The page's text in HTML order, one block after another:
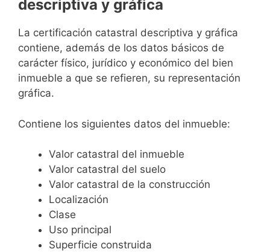
descriptiva y gráfica
La certificación catastral descriptiva y gráfica
contiene, además de los datos básicos de
carácter físico, jurídico y económico del bien
inmueble a que se refieren, su representación
gráfica.
Contiene los siguientes datos del inmueble:
Valor catastral del inmueble
Valor catastral del suelo
Valor catastral de la construcción
Localización
Clase
Uso principal
Superficie construida